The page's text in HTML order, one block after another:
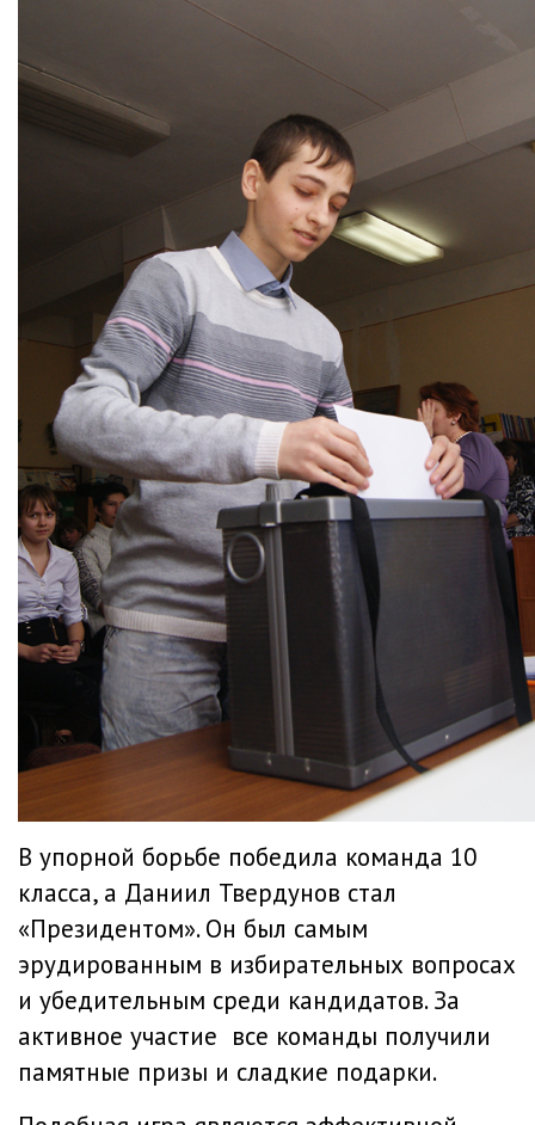
В упорной борьбе победила команда 10
класса, а Даниил Твердунов стал
«Президентом». Он был самым
эрудированным в избирательных вопросах
и убедительным среди кандидатов. За
активное участие все команды получили
памятные призы и сладкие подарки.